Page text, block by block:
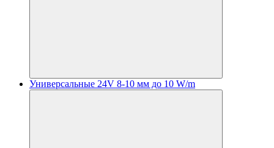
Универсальные 24V 8-10 мм до 10 W/m